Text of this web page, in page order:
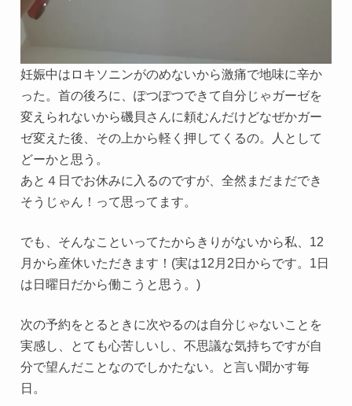
妊娠中はロキソニンがのめないから激痛で地味に辛か
った。首の後ろに、ぽつぽつできて自分じゃガーゼを
変えられないから磯貝さんに頼むんだけどなぜかガー
ゼ変えた後、その上から軽く押してくるの。人として
どーかと思う。
あと４日でお休みに入るのですが、全然まだまだでき
そうじゃん！って思ってます。
でも、そんなこといってたからきりがないから私、12
月から産休いただきます！(実は12月2日からです。1日
は日曜日だから働こうと思う。)
次の予約をとるときに次やるのは自分じゃないことを
実感し、とても心苦しいし、不思議な気持ちですが自
分で望んだことなのでしかたない。と言い聞かす毎
日。